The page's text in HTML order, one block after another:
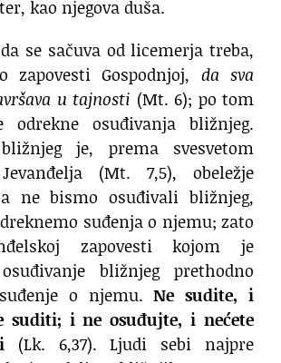
kao njegova duša.
se sačuva od licemerja treba,
zapovesti Gospodnjoj, da sva
u tajnosti (Mt. 6); po tom
osuđivanja bližnjeg.
je, prema svesvetom
(Mt. 7,5), obeležje
ne bismo osuđivali bližnjeg,
suđenja o njemu; zato
zapovesti kojom je
bližnjeg prethodno
o njemu.Ne sudite, i
suditi; i ne osuđujte, i nećete
(Lk. 6,37). Ljudi sebi najpre